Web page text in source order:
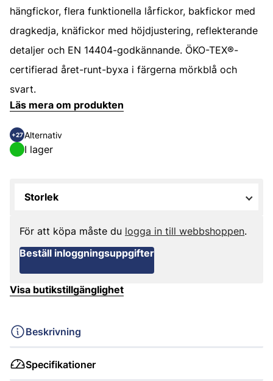
hängfickor, flera funktionella lårfickor, bakfickor med
dragkedja, knäfickor med höjdjustering, reflekterande
detaljer och EN 14404-godkännande. ÖKO-TEX®-
certifierad året-runt-byxa i färgerna mörkblå och
svart.
Läs mera om produkten
+27 Alternativ
I lager
Storlek
För att köpa måste du logga in till webbshoppen.
Beställ inloggningsuppgifter
Visa butikstillgänglighet
Beskrivning
Specifikationer